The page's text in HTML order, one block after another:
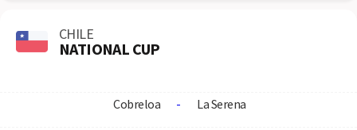
CHILE
NATIONAL CUP
Cobreloa - La Serena